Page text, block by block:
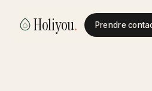
Holiyou. Prendre